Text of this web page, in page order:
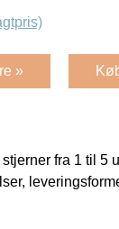
»
fra 1 til 5